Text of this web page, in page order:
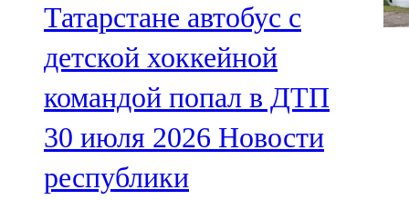
Татарстане автобус с
детской хоккейной
командой попал в ДТП
30 июля 2026 Новости
республики